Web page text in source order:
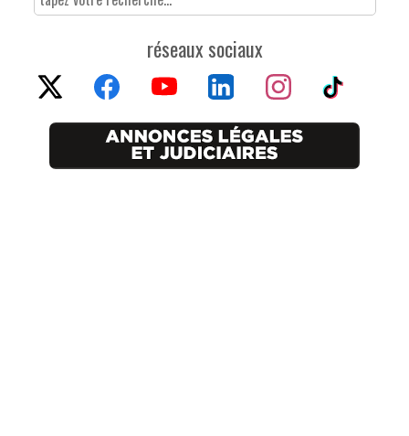
réseaux sociaux